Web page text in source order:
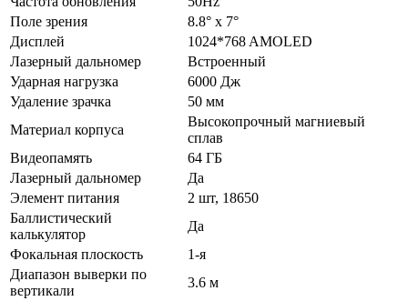
Поле зрения
8.8° x 7°
Дисплей
1024*768 AMOLED
Лазерный дальномер
Встроенный
Ударная нагрузка
6000 Дж
Удаление зрачка
50 мм
Материал корпуса
Высокопрочный магниевый
сплав
Видеопамять
64 ГБ
Лазерный дальномер
Да
Элемент питания
2 шт, 18650
Баллистический
калькулятор
Да
Фокальная плоскость
1-я
Диапазон выверки по
вертикали
3.6 м